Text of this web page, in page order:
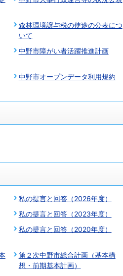
森林環境譲与税の使途の公表につ
いて
中野市障がい者活躍推進計画
中野市オープンデータ利用規約
私の提言と回答（2026年度）
私の提言と回答（2023年度）
私の提言と回答（2020年度）
第２次中野市総合計画（基本構
想・前期基本計画）